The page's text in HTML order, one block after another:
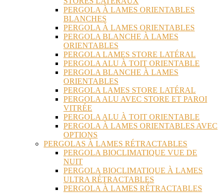
PERGOLA À LAMES ORIENTABLES
BLANCHES
PERGOLA À LAMES ORIENTABLES
PERGOLA BLANCHE À LAMES
ORIENTABLES
PERGOLA LAMES STORE LATÉRAL
PERGOLA ALU À TOIT ORIENTABLE
PERGOLA BLANCHE À LAMES
ORIENTABLES
PERGOLA LAMES STORE LATÉRAL
PERGOLA ALU AVEC STORE ET PAROI
VITRÉE
PERGOLA ALU À TOIT ORIENTABLE
PERGOLA À LAMES ORIENTABLES AVEC
OPTIONS
PERGOLAS À LAMES RÉTRACTABLES
PERGOLA BIOCLIMATIQUE VUE DE
NUIT
PERGOLA BIOCLIMATIQUE À LAMES
ULTRA RÉTRACTABLES
PERGOLA À LAMES RÉTRACTABLES